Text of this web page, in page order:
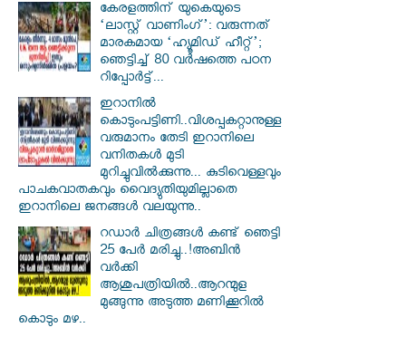
കേരളത്തിന് യുകെയുടെ
‘ലാസ്റ്റ് വാണിംഗ്’: വരുന്നത്
മാരകമായ ‘ഹ്യൂമിഡ് ഹീറ്റ്’;
ഞെട്ടിച്ച് 80 വർഷത്തെ പഠന
റിപ്പോർട്ട്...
ഇറാനില്‍
കൊടുംപട്ടിണി..വിശപ്പകറ്റാനുള്ള
വരുമാനം തേടി ഇറാനിലെ
വനിതകള്‍ മുടി
മുറിച്ചുവില്‍ക്കുന്നു... കുടിവെള്ളവും
പാചകവാതകവും വൈദ്യുതിയുമില്ലാതെ
ഇറാനിലെ ജനങ്ങള്‍ വലയുന്നു..
റഡാർ ചിത്രങ്ങൾ കണ്ട് ഞെട്ടി
25 പേർ മരിച്ചു..!അബിൻ
വർക്കി
ആശുപത്രിയിൽ..ആറന്മുള
മുങ്ങുന്നു അടുത്ത മണിക്കൂറിൽ
കൊടും മഴ..